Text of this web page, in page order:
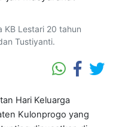
KB Lestari 20 tahun
Tustiyanti.
Hari Keluarga
Kulonprogo yang